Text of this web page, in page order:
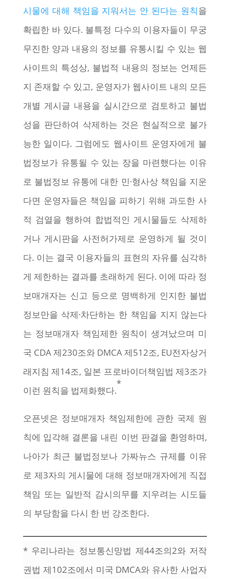
시물에 대해 책임을 지워서는 안 된다는 원칙을
확립한 바 있다. 불특정 다수의 이용자들이 무궁
무진한 양과 내용의 정보를 유통시킬 수 있는 웹
사이트의 특성상, 불법적 내용의 정보는 언제든
지 존재할 수 있고, 운영자가 웹사이트 내의 모든
개별 게시글 내용을 실시간으로 검토하고 불법
성을 판단하여 삭제하는 것은 현실적으로 불가
능한 일이다. 그럼에도 웹사이트 운영자에게 불
법정보가 유통될 수 있는 장을 마련했다는 이유
로 불법정보 유통에 대한 민·형사상 책임을 지운
다면 운영자들은 책임을 피하기 위해 과도한 사
적 검열을 행하여 합법적인 게시물들도 삭제하
거나 게시판을 사전허가제로 운영하게 될 것이
다. 이는 결국 이용자들의 표현의 자유를 심각하
게 제한하는 결과를 초래하게 된다. 이에 따라 정
보매개자는 신고 등으로 명백하게 인지한 불법
정보만을 삭제·차단하는 한 책임을 지지 않는다
는 정보매개자 책임제한 원칙이 생겨났으며 미
국 CDA 제230조와 DMCA 제512조, EU전자상거
래지침 제14조, 일본 프로바이더책임법 제3조가
이런 원칙을 법제화했다.
*
오픈넷은 정보매개자 책임제한에 관한 국제 원
칙에 입각해 결론을 내린 이번 판결을 환영하며,
나아가 최근 불법정보나 가짜뉴스 규제를 이유
로 제3자의 게시물에 대해 정보매개자에게 직접
책임 또는 일반적 감시의무를 지우려는 시도들
의 부당함을 다시 한 번 강조한다.
* 우리나라는 정보통신망법 제44조의2와 저작
권법 제102조에서 미국 DMCA와 유사한 사업자